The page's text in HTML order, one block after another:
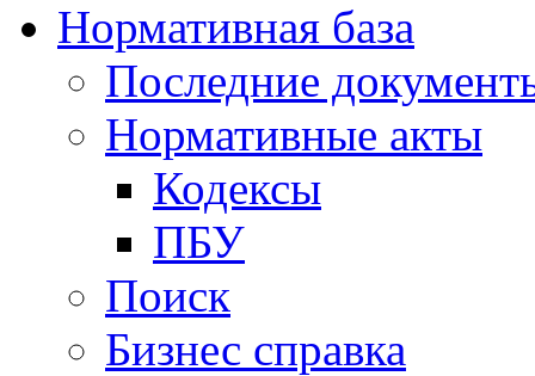
Нормативная база
Последние
Нормативные акты
Кодексы
ПБУ
Поиск
Бизнес справка